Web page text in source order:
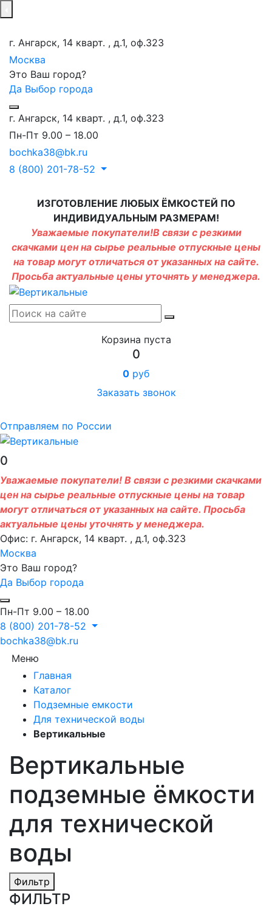
г. Ангарск, 14 кварт. , д.1, оф.323
Москва
Это Ваш город?
Да Выбор города
г. Ангарск, 14 кварт. , д.1, оф.323
Пн-Пт 9.00 – 18.00
bochka38@bk.ru
8 (800) 201-78-52
ИЗГОТОВЛЕНИЕ ЛЮБЫХ ЁМКОСТЕЙ ПО
ИНДИВИДУАЛЬНЫМ РАЗМЕРАМ!
Уважаемые покупатели!В связи с резкими
скачками цен на сырье реальные отпускные цены
на товар могут отличаться от указанных на сайте.
Просьба актуальные цены уточнять у менеджера.
Корзина пуста
0
0 руб
Заказать звонок
Отправляем по России
0
Уважаемые покупатели! В связи с резкими скачками
цен на сырье реальные отпускные цены на товар
могут отличаться от указанных на сайте. Просьба
актуальные цены уточнять у менеджера.
Офис: г. Ангарск, 14 кварт. , д.1, оф.323
Москва
Это Ваш город?
Да Выбор города
Пн-Пт 9.00 – 18.00
8 (800) 201-78-52
bochka38@bk.ru
Меню
Главная
Каталог
Подземные емкости
Для технической воды
Вертикальные
Вертикальные
подземные ёмкости
для технической
воды
Фильтр
ФИЛЬТР